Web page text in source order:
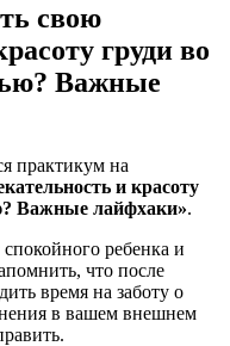
свою
груди во
Важные
практикум на
и красоту
Важные лайфхаки».
ребенка и
что после
время на заботу о
в вашем внешнем